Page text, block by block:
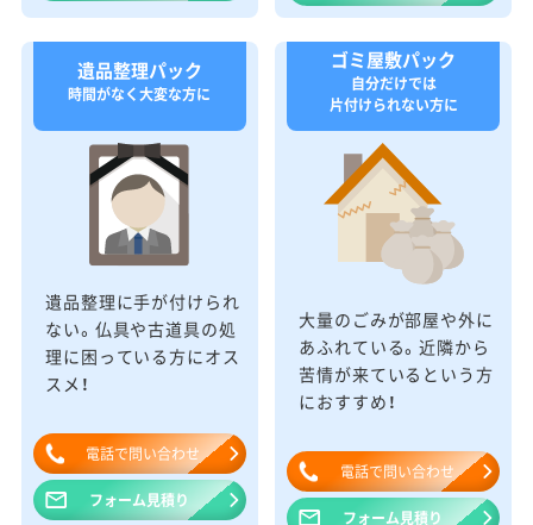
遺品整理パック
時間がなく大変な方に
遺品整理に手が付けられ
ない。仏具や古道具の処
理に困っている方にオス
スメ！
電話で問い合わせ
フォーム見積り
ゴミ屋敷パック
自分だけでは
片付けられない方に
大量のごみが部屋や外に
あふれている。近隣から
苦情が来ているという方
におすすめ！
電話で問い合わせ
フォーム見積り